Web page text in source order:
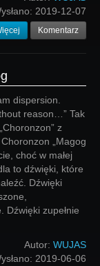
2019-12-07
Komentarz
dispersion.
reason…” Tak
z
„Magog
choć w małej
to dźwięki, które
Dźwięki
Dźwięki zupełnie
Autor: WUJAS
2019-06-06